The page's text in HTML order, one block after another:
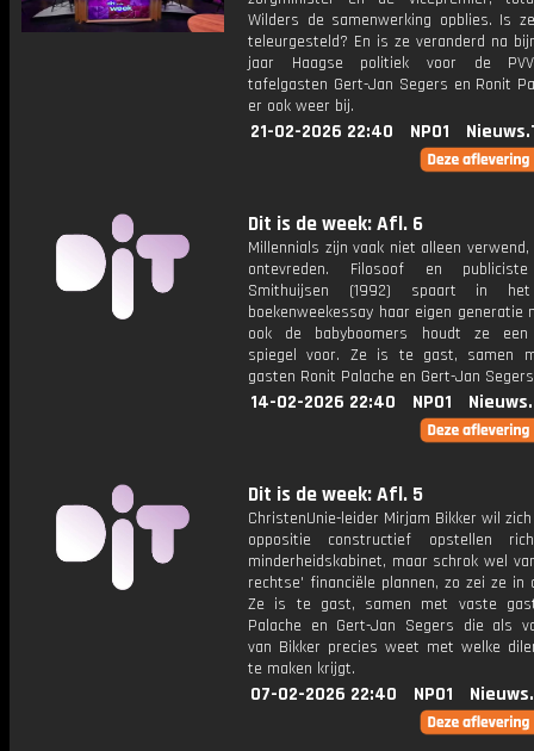
Wilders de samenwerking opblies. Is
teleurgesteld? En is ze veranderd na
jaar Haagse politiek voor de
tafelgasten Gert-Jan Segers en Ronit
er ook weer bij.
21-02-2026 22:40 NPO1
Dit is de week: Afl. 6
Millennials zijn vaak niet alleen
ontevreden. Filosoof en
Smithuijsen (1992) spaart in
boekenweekessay haar eigen generatie
ook de babyboomers houdt ze een
spiegel voor. Ze is te gast, samen
gasten Ronit Palache en Gert-Jan
14-02-2026 22:40 NPO1
Dit is de week: Afl. 5
ChristenUnie-leider Mirjam Bikker wil
oppositie constructief opstellen
minderheidskabinet, maar schrok wel
rechtse' financiële plannen, zo zei ze in
Ze is te gast, samen met vaste
Palache en Gert-Jan Segers die als
van Bikker precies weet met welke
te maken krijgt.
07-02-2026 22:40 NPO1